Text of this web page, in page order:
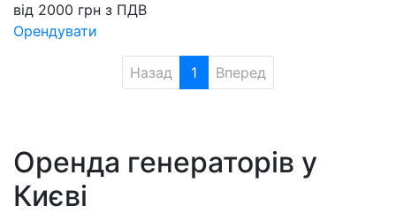
від 2000 грн з ПДВ
Орендувати
Назад 1 Вперед
Оренда генераторів у
Києві